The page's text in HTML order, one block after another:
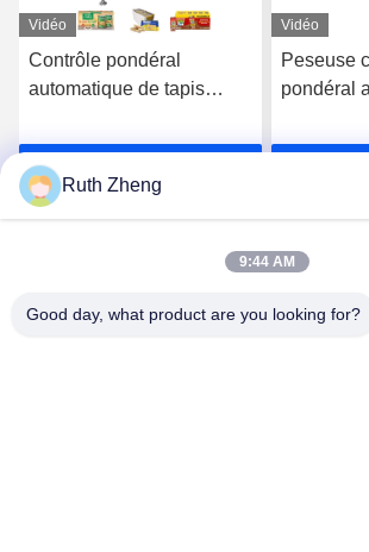
Vidéo
Contrôle pondéral
automatique de tapis
Peseuse de contrôle -
Balance de pesage
Vidéo
Peseuse
pondéral
et un tri
Ruth Zheng
9:44 AM
Good day, what product are you looking for?